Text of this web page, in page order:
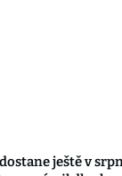
ještě v